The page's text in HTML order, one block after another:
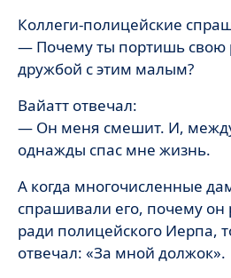
Коллеги-полицейские
— Почему ты портишь свою
дружбой с этим малым?
Вайатт отвечал:
— Он меня смешит. И,
однажды спас мне жизнь.
А когда многочисленные
спрашивали его, почему он
ради полицейского Иерпа,
отвечал: «За мной должок».